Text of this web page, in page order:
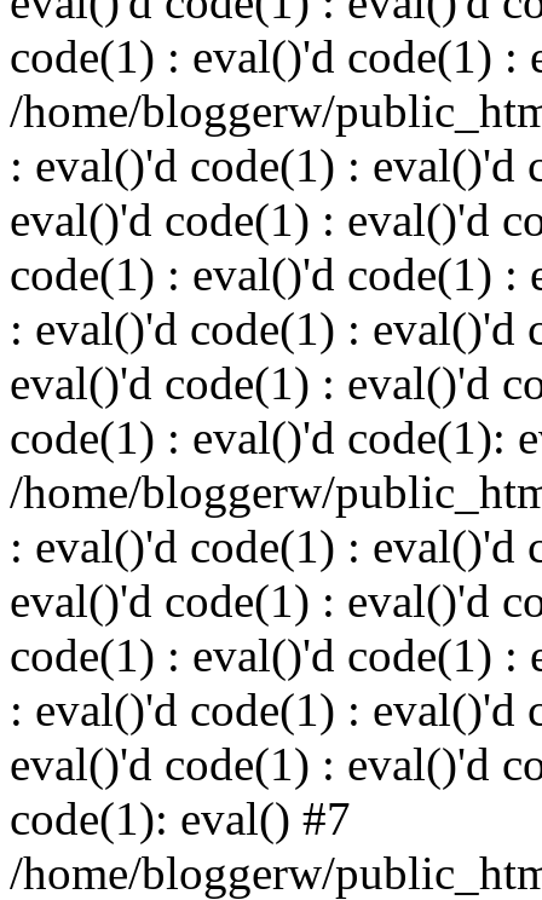
code(1) : eval()'d code(1) :
/home/bloggerw/
: eval()'d code(1) : eval()'d
eval()'d code(1) : eval()'d
code(1) : eval()'d code(1) :
: eval()'d code(1) : eval()'d
eval()'d code(1) : eval()'d
code(1) : eval()'d code(1):
/home/bloggerw/
: eval()'d code(1) : eval()'d
eval()'d code(1) : eval()'d
code(1) : eval()'d code(1) :
: eval()'d code(1) : eval()'d
eval()'d code(1) : eval()'d
code(1): eval() #7
/home/bloggerw/